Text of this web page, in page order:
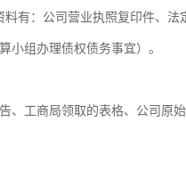
有：公司营业执照复印件、法
小组办理债权债务事宜）。
、工商局领取的表格、公司原始